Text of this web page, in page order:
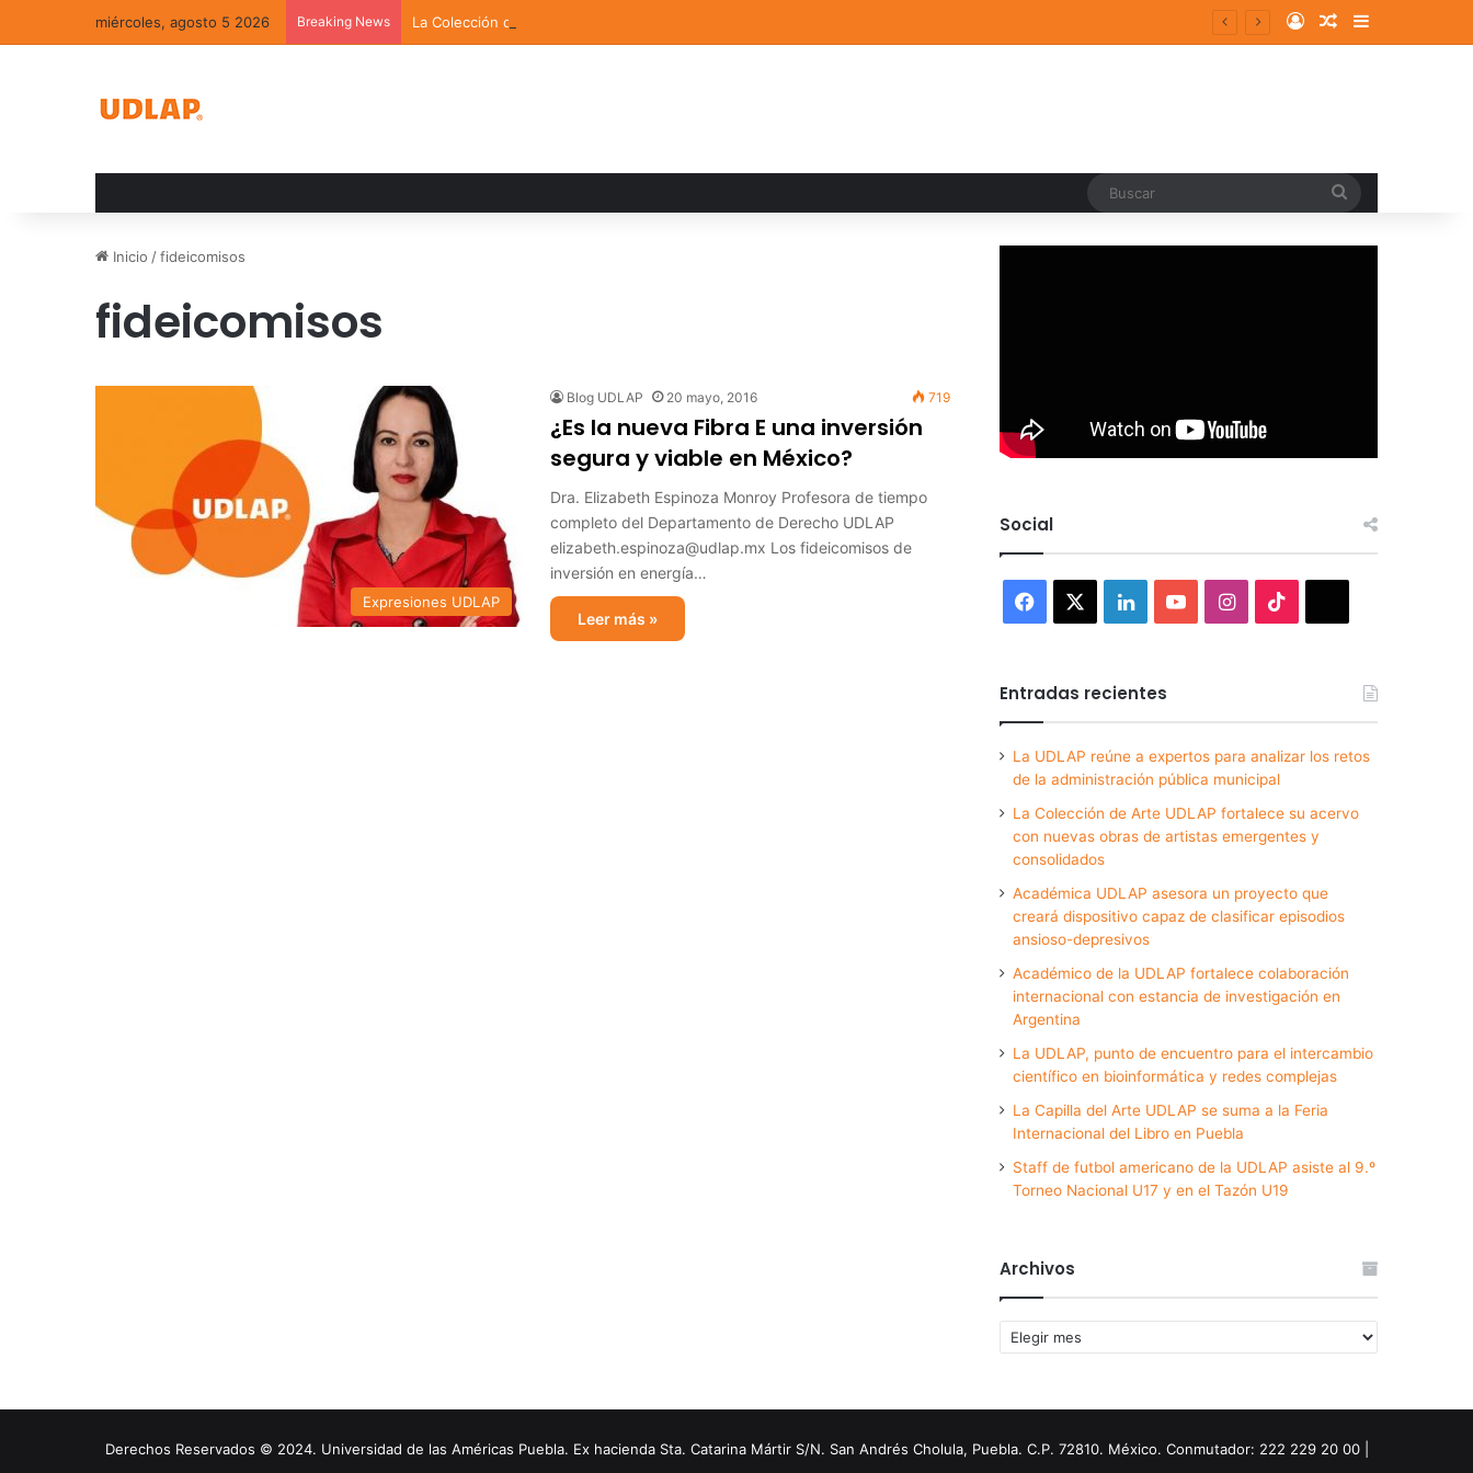
miércoles, agosto 5 2026 Breaking News La Colección de Arte UDLAP fortalece su acervo con nuevas obras de artistas emergentes y consolidados Log InRandom Article
Sidebar
Inicio /fideicomisos
fideicomisos
Expresiones UDLAP
Blog UDLAP 20 mayo, 2016 719
¿Es la nueva Fibra E una inversión
segura y viable en México?
Dra. Elizabeth Espinoza Monroy Profesora de tiempo
completo del Departamento de Derecho UDLAP
elizabeth.espinoza@udlap.mx Los fideicomisos de
inversión en energía…
Leer más »
Social
Facebook LinkedInYouTubeInstagram
Entradas recientes
La UDLAP reúne a expertos para analizar los retos
de la administración pública municipal
La Colección de Arte UDLAP fortalece su acervo
con nuevas obras de artistas emergentes y
consolidados
Académica UDLAP asesora un proyecto que
creará dispositivo capaz de clasificar episodios
ansioso-depresivos
Académico de la UDLAP fortalece colaboración
internacional con estancia de investigación en
Argentina
La UDLAP, punto de encuentro para el intercambio
científico en bioinformática y redes complejas
La Capilla del Arte UDLAP se suma a la Feria
Internacional del Libro en Puebla
Staff de futbol americano de la UDLAP asiste al 9.º
Torneo Nacional U17 y en el Tazón U19
Archivos
Archivos
Derechos Reservados © 2024. Universidad de las Américas Puebla. Ex hacienda Sta. Catarina Mártir S/N. San Andrés Cholula, Puebla. C.P. 72810. México. Conmutador: 222 229 20 00 |